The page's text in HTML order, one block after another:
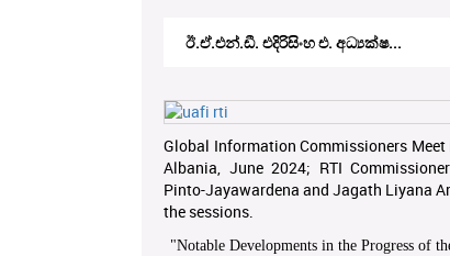
ඊ.ඒ.එන්.ඩී. එදිරිසිංහ එ. අධ්‍යක්ෂ...
Global Information Commissioners Meet
Albania, June 2024; RTI
Pinto-Jayawardena and Jagath Liyana
the sessions.
"Notable Developments in the Progress of